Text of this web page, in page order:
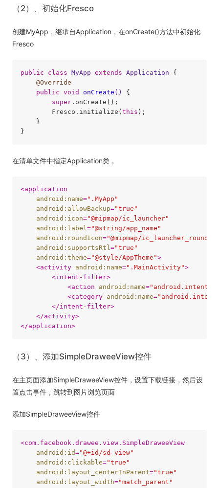
（2）、初始化Fresco
创建MyApp，继承自Application，在onCreate()方法中初始化
Fresco
public class MyApp extends Application
{
@Override
public void onCreate ()
{
super.onCreate();
        Fresco.initialize(
this );
    }
在清单文件中指定Application类，
<application
android:name=".MyApp"
android:allowBackup="true"
android:icon="@mipmap/ic_launcher"
android:label="@string/app_name"
android:roundIcon="@mipmap/ic_launcher_round"
android:supportsRtl="true"
android:theme="@style/AppTheme">
<activity android:name=".MainActivity">
<intent-filter>
<action android:name=
<category android:name=
</intent-filter>
</activity>
</application>
（3）、添加SimpleDraweeView控件
在主页面添加SimpleDraweeView控件，设置下载链接，然后设
置点击事件，跳转到图片浏览页面
添加SimpleDraweeView控件
<com.facebook.drawee.view.SimpleDraweeView
android:id="@+id/sd_view"
android:clickable="true"
android:layout_centerInParent="true"
android:layout_width="match_parent"